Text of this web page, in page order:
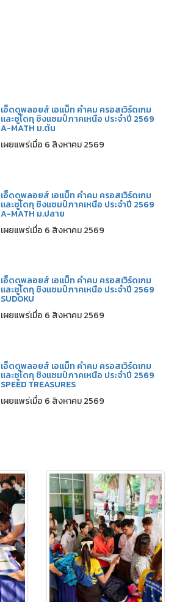
เอ็ดดูพลอยส์ เอแม็ท คำคม ครอสเวิร์ดเกม
และซูโดกุ ชิงแชมป์ภาคเหนือ ประจำปี 2569
A-MATH ม.ต้น
เผยแพร่เมื่อ 6 สิงหาคม 2569
เอ็ดดูพลอยส์ เอแม็ท คำคม ครอสเวิร์ดเกม
และซูโดกุ ชิงแชมป์ภาคเหนือ ประจำปี 2569
A-MATH ม.ปลาย
เผยแพร่เมื่อ 6 สิงหาคม 2569
เอ็ดดูพลอยส์ เอแม็ท คำคม ครอสเวิร์ดเกม
และซูโดกุ ชิงแชมป์ภาคเหนือ ประจำปี 2569
SUDOKU
เผยแพร่เมื่อ 6 สิงหาคม 2569
เอ็ดดูพลอยส์ เอแม็ท คำคม ครอสเวิร์ดเกม
และซูโดกุ ชิงแชมป์ภาคเหนือ ประจำปี 2569
SPEED TREASURES
เผยแพร่เมื่อ 6 สิงหาคม 2569